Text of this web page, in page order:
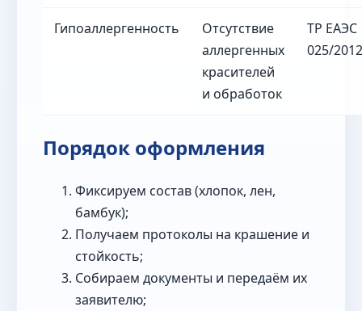
Гипоаллергенность
Отсутствие
аллергенных
красителей
и обработок
ТР ЕАЭС
025/2012
Порядок оформления
Фиксируем состав (хлопок, лен,
бамбук);
Получаем протоколы на крашение и
стойкость;
Собираем документы и передаём их
заявителю;